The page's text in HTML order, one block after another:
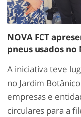
NOVA FCT
pneus usados
A iniciativa teve
no Jardim
empresas e
circulares para a